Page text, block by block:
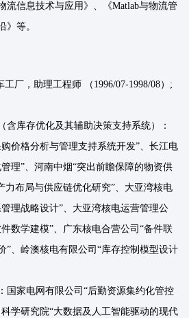
流信息技术与应用》、《Matlab与物流管
》等。
工厂，助理工程师 （1996/07-1998/08）;
含库存优化及其辅助决策支持系统）：
价格分析与管理支持系统开发”、长江电
理”、河南中烟“突出前瞻保障的物资供
力布局与供应链优化研究”、大亚湾核电
理战略设计”、大亚湾核电运营管理公
数学建模”、广东核电合营公司“备件联
”、岭澳核电有限公司“库存控制模型设计
国家电网有限公司“后勤资源集约化管控
学研究院“大数据及人工智能驱动的现代